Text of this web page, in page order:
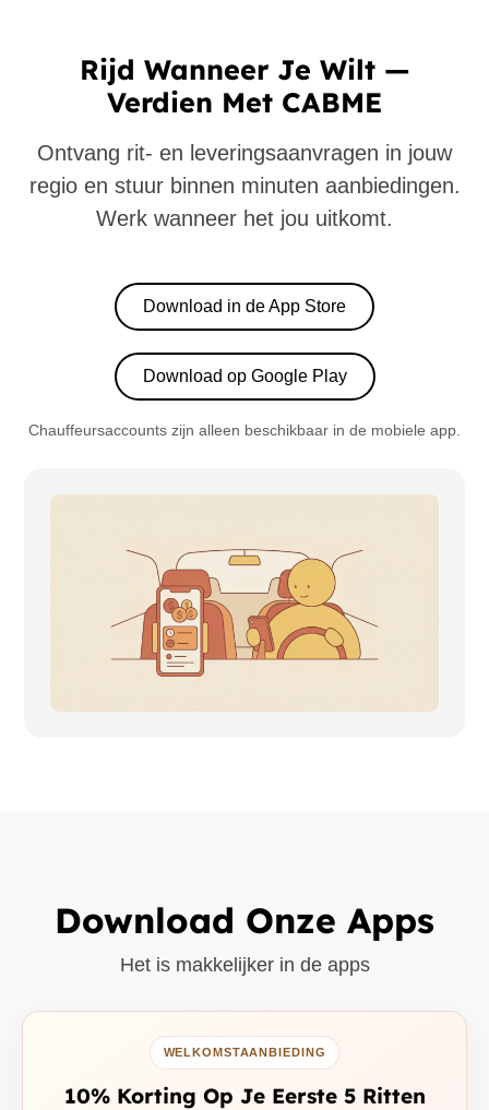
Rijd Wanneer Je Wilt —
Verdien Met CABME
Ontvang rit- en leveringsaanvragen in jouw
regio en stuur binnen minuten aanbiedingen.
Werk wanneer het jou uitkomt.
Download in de App Store
Download op Google Play
Chauffeursaccounts zijn alleen beschikbaar in de mobiele app.
Download Onze Apps
Het is makkelijker in de apps
WELKOMSTAANBIEDING
10% Korting Op Je Eerste 5 Ritten